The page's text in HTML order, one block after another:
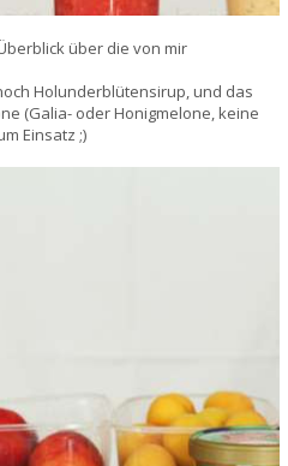
über die von mir
Holunderblütensirup, und das
(Galia- oder Honigmelone, keine
Einsatz ;)